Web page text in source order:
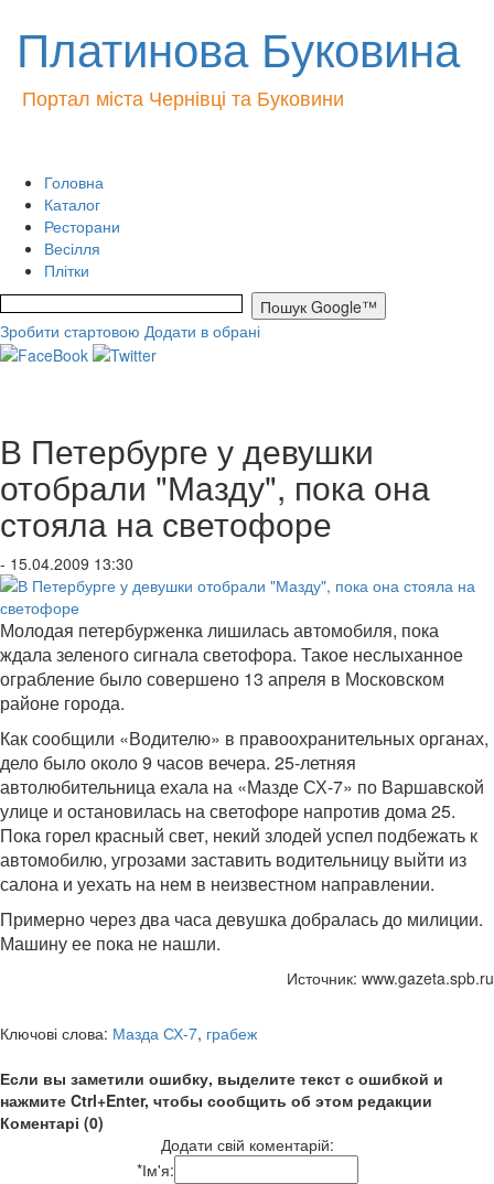
Платинова Буковина
Портал міста Чернівці та Буковини
Головна
Каталог
Ресторани
Весілля
Плітки
Зробити стартовою Додати в обрані
В Петербурге у девушки
отобрали "Мазду", пока она
стояла на светофоре
- 15.04.2009 13:30
Молодая петербурженка лишилась автомобиля, пока
ждала зеленого сигнала светофора. Такое неслыханное
ограбление было совершено 13 апреля в Московском
районе города.
Как сообщили «Водителю» в правоохранительных органах,
дело было около 9 часов вечера. 25-летняя
автолюбительница ехала на «Мазде СХ-7» по Варшавской
улице и остановилась на светофоре напротив дома 25.
Пока горел красный свет, некий злодей успел подбежать к
автомобилю, угрозами заставить водительницу выйти из
салона и уехать на нем в неизвестном направлении.
Примерно через два часа девушка добралась до милиции.
Машину ее пока не нашли.
Источник: www.gazeta.spb.ru
Ключові слова: Мазда СХ-7, грабеж
Если вы заметили ошибку, выделите текст с ошибкой и
нажмите Ctrl+Enter, чтобы сообщить об этом редакции
Коментарі (0)
Додати свій коментарій:
*Ім'я: